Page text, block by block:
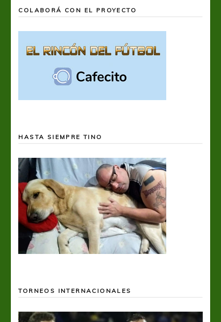
COLABORÁ CON EL PROYECTO
HASTA SIEMPRE TINO
TORNEOS INTERNACIONALES